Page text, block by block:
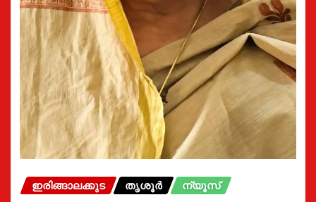
ഇരിങ്ങാലക്കുട തൃശൂർ ന്യൂസ്